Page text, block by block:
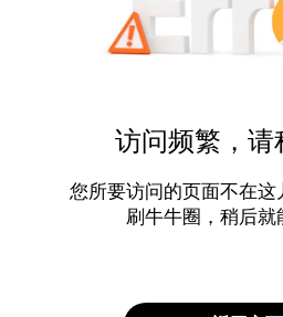
访问频繁，请
您所要访问的页面不在这
刷牛牛圈，稍后就